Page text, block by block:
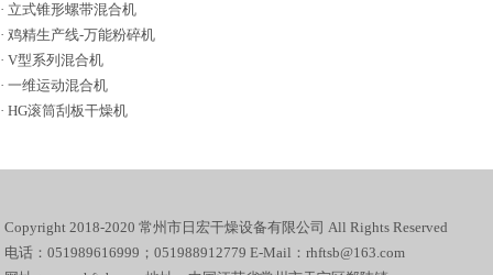
· 立式锥形螺带混合机
· 鸡精生产线-万能粉碎机
· V型系列混合机
· 一维运动混合机
· HG滚筒刮板干燥机
Copyright 2018-2020 常州市日宏干燥设备有限公司 All Rights Reserved
电话：051989616999；051988912779 E-Mail：rhftsb@163.com